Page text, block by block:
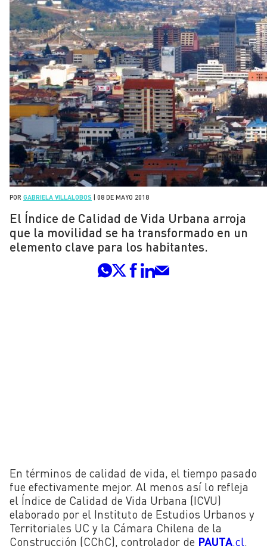
POR GABRIELA VILLALOBOS 08 DE MAYO 2018
El Índice de Calidad de Vida Urbana arroja
que la movilidad se ha transformado en un
elemento clave para los habitantes.
En términos de calidad de vida, el tiempo pasado
fue efectivamente mejor. Al menos así lo refleja
el Índice de Calidad de Vida Urbana (ICVU)
elaborado por el Instituto de Estudios Urbanos y
Territoriales UC y la Cámara Chilena de la
Construcción (CChC), controlador de PAUTA .cl